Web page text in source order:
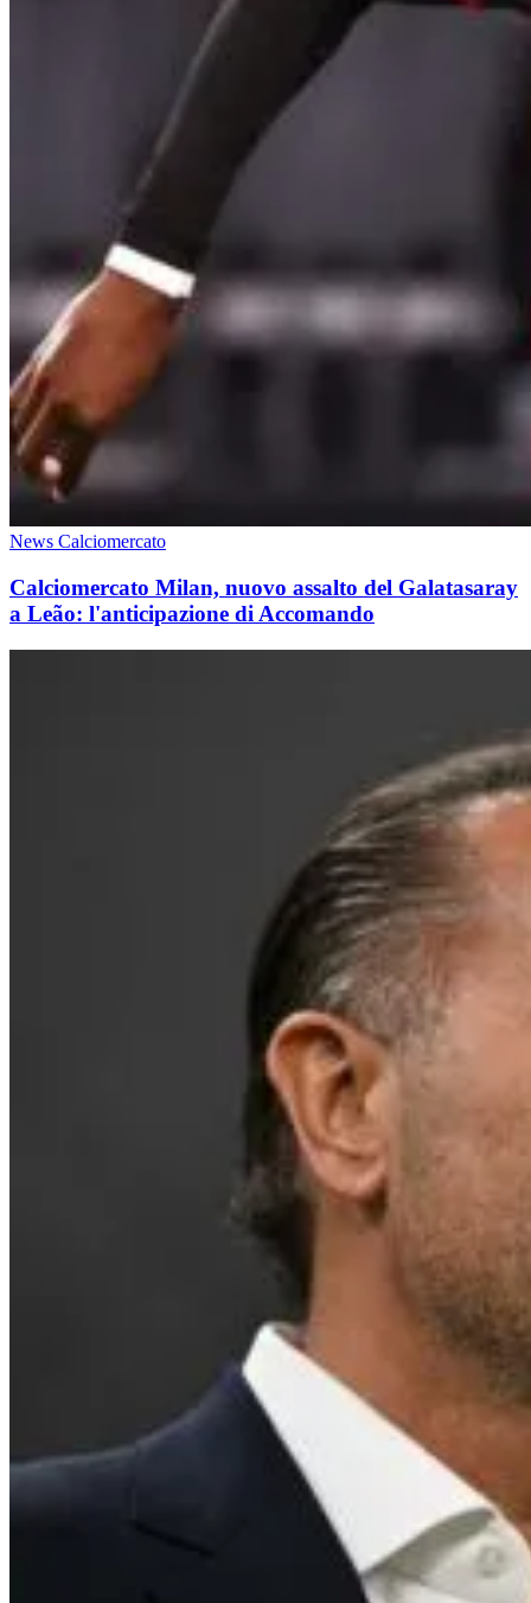
News Calciomercato
Calciomercato Milan, nuovo assalto del Galatasaray
a Leão: l'anticipazione di Accomando